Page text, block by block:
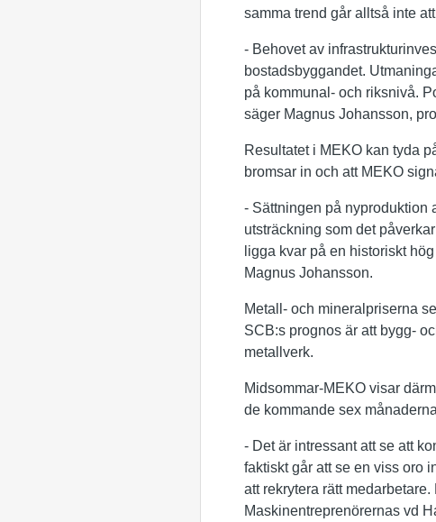
samma trend går alltså inte
­- Behovet av
bostadsbyggandet.
på kommunal- och riksnivå.
säger Magnus Johansson,
Resultatet i MEKO kan tyda
bromsar in och att MEKO
­- Sättningen på nyproduktion
utsträckning som det
ligga kvar på en historiskt
Magnus Johansson.
Metall- och mineralpriserna
SCB:s prognos är att bygg-
metallverk.
Midsommar-MEKO visar
de kommande sex
­- Det är intressant att se att
faktiskt går att se en viss oro
att rekrytera rätt
Maskinentreprenörernas vd